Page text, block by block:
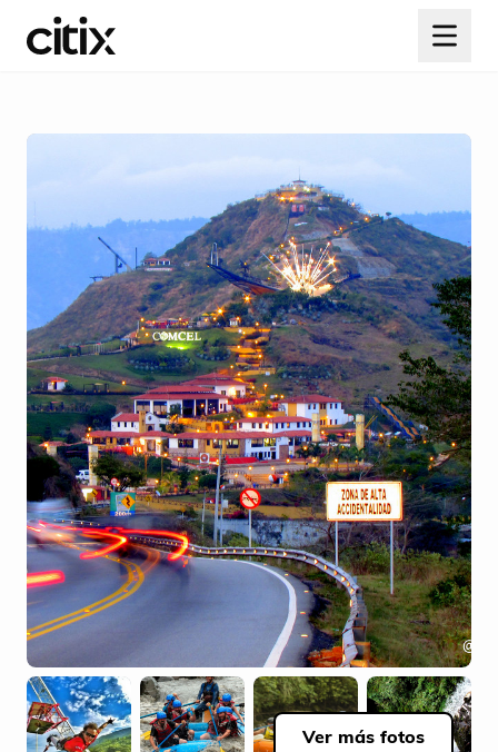
Ver más fotos